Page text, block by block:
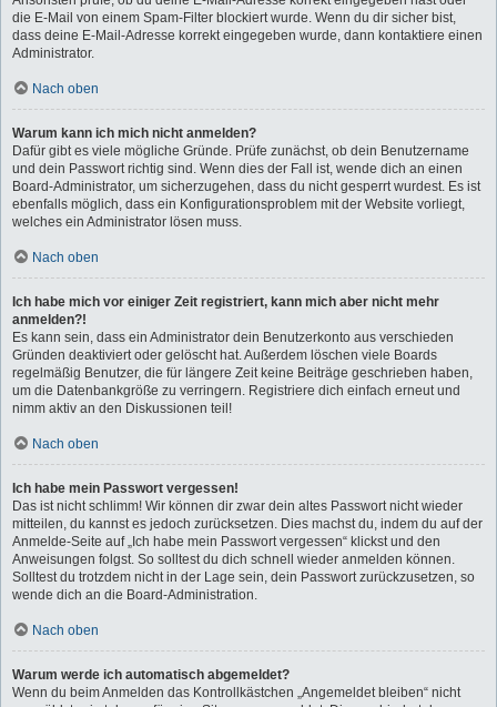
die E-Mail von einem Spam-Filter blockiert wurde. Wenn du dir sicher bist,
dass deine E-Mail-Adresse korrekt eingegeben wurde, dann kontaktiere einen
Administrator.
Nach oben
Warum kann ich mich nicht anmelden?
Dafür gibt es viele mögliche Gründe. Prüfe zunächst, ob dein Benutzername
und dein Passwort richtig sind. Wenn dies der Fall ist, wende dich an einen
Board-Administrator, um sicherzugehen, dass du nicht gesperrt wurdest. Es ist
ebenfalls möglich, dass ein Konfigurationsproblem mit der Website vorliegt,
welches ein Administrator lösen muss.
Nach oben
Ich habe mich vor einiger Zeit registriert, kann mich aber nicht mehr
anmelden?!
Es kann sein, dass ein Administrator dein Benutzerkonto aus verschieden
Gründen deaktiviert oder gelöscht hat. Außerdem löschen viele Boards
regelmäßig Benutzer, die für längere Zeit keine Beiträge geschrieben haben,
um die Datenbankgröße zu verringern. Registriere dich einfach erneut und
nimm aktiv an den Diskussionen teil!
Nach oben
Ich habe mein Passwort vergessen!
Das ist nicht schlimm! Wir können dir zwar dein altes Passwort nicht wieder
mitteilen, du kannst es jedoch zurücksetzen. Dies machst du, indem du auf der
Anmelde-Seite auf „Ich habe mein Passwort vergessen“ klickst und den
Anweisungen folgst. So solltest du dich schnell wieder anmelden können.
Solltest du trotzdem nicht in der Lage sein, dein Passwort zurückzusetzen, so
wende dich an die Board-Administration.
Nach oben
Warum werde ich automatisch abgemeldet?
Wenn du beim Anmelden das Kontrollkästchen „Angemeldet bleiben“ nicht